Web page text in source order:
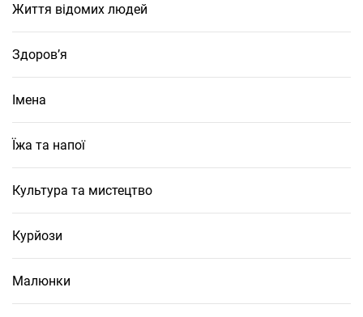
Життя відомих людей
Здоров’я
Імена
Їжа та напої
Культура та мистецтво
Курйози
Малюнки